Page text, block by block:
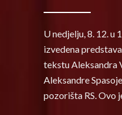
U nedjelju, 8. 12. u
izvedena
tekstu Aleksandra
Aleksandre
pozorišta RS. Ovo